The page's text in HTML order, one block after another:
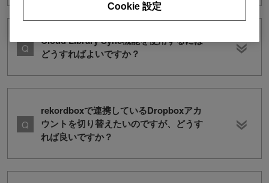
Cloud Library Sync機能を使用するには
どうすればよいですか？
rekordboxで連携しているDropboxアカ
ウントを切り替えたいのですが、どうす
れば良いですか？
Cookie 設定